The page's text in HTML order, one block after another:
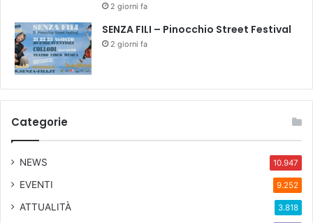
v
a
p
o
d
u
o
d
2 giorni fa
SENZA FILI – Pinocchio Street Festival
2 giorni fa
Categorie
NEWS 10.947
EVENTI 9.252
ATTUALITÀ 3.818